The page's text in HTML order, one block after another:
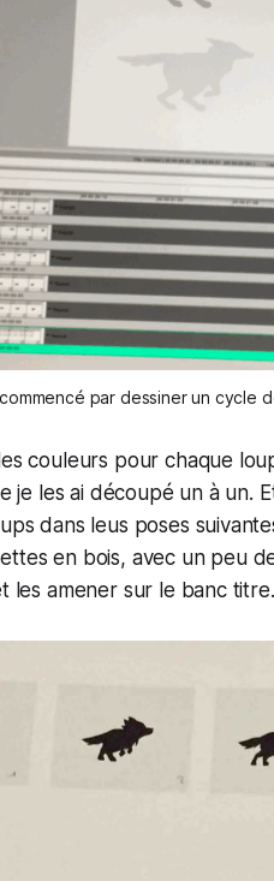
commencé par dessiner un cycle
couleurs pour chaque
je les ai découpé un à un.
dans leus poses
en bois, avec un peu
les amener sur le banc titre.